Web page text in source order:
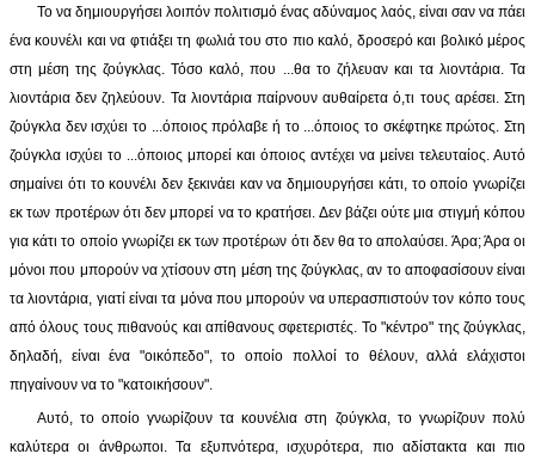
Το να δημιουργήσει λοιπόν πολιτισμό ένας αδύναμος λαός, είναι σαν να πάει
ένα κουνέλι και να φτιάξει τη φωλιά του στο πιο καλό, δροσερό και βολικό μέρος
στη μέση της ζούγκλας. Τόσο καλό, που ...θα το ζήλευαν και τα λιοντάρια. Τα
λιοντάρια δεν ζηλεύουν. Τα λιοντάρια παίρνουν αυθαίρετα ό,τι τους αρέσει. Στη
ζούγκλα δεν ισχύει το ...όποιος πρόλαβε ή το ...όποιος το σκέφτηκε πρώτος. Στη
ζούγκλα ισχύει το ...όποιος μπορεί και όποιος αντέχει να μείνει τελευταίος. Αυτό
σημαίνει ότι το κουνέλι δεν ξεκινάει καν να δημιουργήσει κάτι, το οποίο γνωρίζει
εκ των προτέρων ότι δεν μπορεί να το κρατήσει. Δεν βάζει ούτε μια στιγμή κόπου
για κάτι το οποίο γνωρίζει εκ των προτέρων ότι δεν θα το απολαύσει. Άρα; Άρα οι
μόνοι που μπορούν να χτίσουν στη μέση της ζούγκλας, αν το αποφασίσουν είναι
τα λιοντάρια, γιατί είναι τα μόνα που μπορούν να υπερασπιστούν τον κόπο τους
από όλους τους πιθανούς και απίθανους σφετεριστές. Το "κέντρο" της ζούγκλας,
δηλαδή, είναι ένα "οικόπεδο", το οποίο πολλοί το θέλουν, αλλά ελάχιστοι
πηγαίνουν να το "κατοικήσουν".
Αυτό, το οποίο γνωρίζουν τα κουνέλια στη ζούγκλα, το γνωρίζουν πολύ
καλύτερα οι άνθρωποι. Τα εξυπνότερα, ισχυρότερα, πιο αδίστακτα και πιο